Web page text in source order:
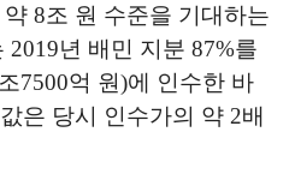
8조 원 수준을 기대하는
년 배민 지분 87%를
7500억 원)에 인수한 바
은 당시 인수가의 약 2배